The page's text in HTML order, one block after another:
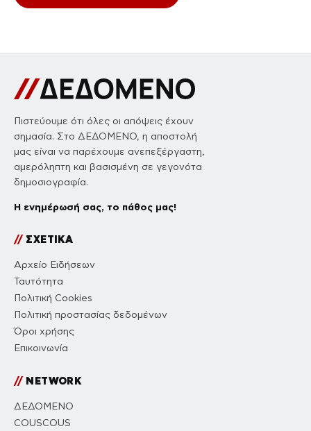
Πιστεύουμε ότι όλες οι απόψεις έχουν
σημασία. Στο ΔΕΔΟΜΕΝΟ, η αποστολή
μας είναι να παρέχουμε ανεπεξέργαστη,
αμερόληπτη και βασισμένη σε γεγονότα
δημοσιογραφία.
Η ενημέρωσή σας, το πάθος μας!
//ΣΧΕΤΙΚΑ
Αρχείο Ειδήσεων
Ταυτότητα
Πολιτική Cookies
Πολιτική προστασίας δεδομένων
Όροι χρήσης
Επικοινωνία
//NETWORK
ΔΕΔΟΜΕΝΟ
COUSCOUS